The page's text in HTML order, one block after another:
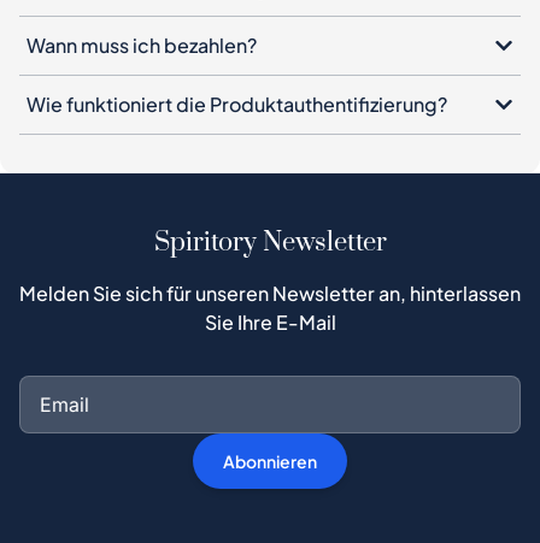
Wann muss ich bezahlen?
Wie funktioniert die Produktauthentifizierung?
Spiritory Newsletter
Melden Sie sich für unseren Newsletter an, hinterlassen
Sie Ihre E-Mail
Abonnieren